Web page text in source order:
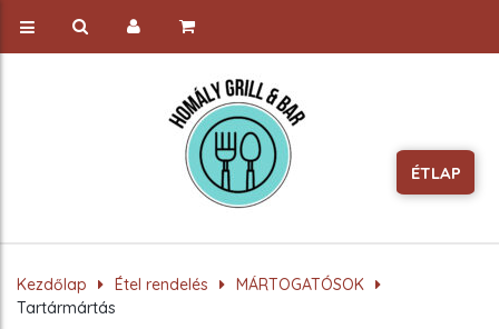
Kezdőlap Étel rendelés
MÁRTOGATÓSOK
Tartármártás
ÉTLAP